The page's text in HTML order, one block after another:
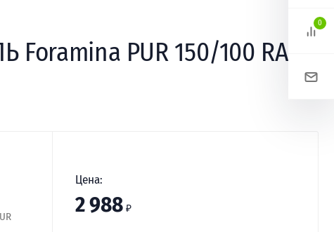
PUR 150/100 RAL
Цена:
2 988 ₽
0